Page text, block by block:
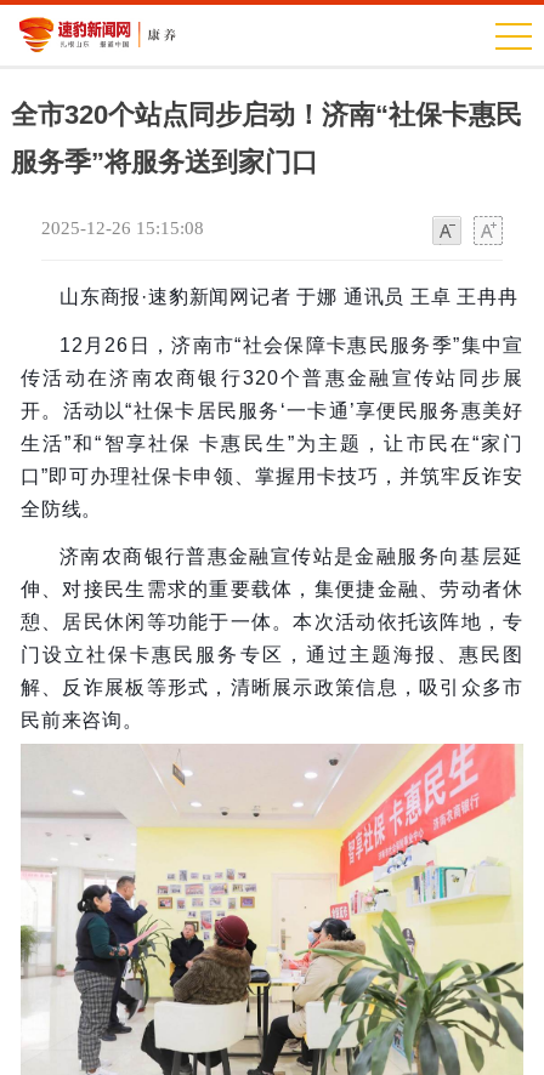
全市320个站点同步启动！济南“社保卡惠民
服务季”将服务送到家门口
2025-12-26 15:15:08
山东商报·速豹新闻网记者 于娜 通讯员 王卓 王冉冉
12月26日，济南市“社会保障卡惠民服务季”集中宣
传活动在济南农商银行320个普惠金融宣传站同步展
开。活动以“社保卡居民服务‘一卡通’享便民服务惠美好
生活”和“智享社保 卡惠民生”为主题，让市民在“家门
口”即可办理社保卡申领、掌握用卡技巧，并筑牢反诈安
全防线。
济南农商银行普惠金融宣传站是金融服务向基层延
伸、对接民生需求的重要载体，集便捷金融、劳动者休
憩、居民休闲等功能于一体。本次活动依托该阵地，专
门设立社保卡惠民服务专区，通过主题海报、惠民图
解、反诈展板等形式，清晰展示政策信息，吸引众多市
民前来咨询。